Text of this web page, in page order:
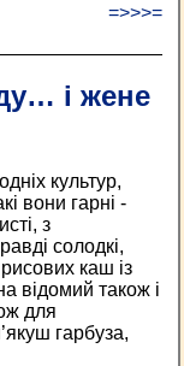
=>>>=
і жене
культур,
вони гарні -
з
солодкі,
каш із
відомий також і
для
гарбуза,